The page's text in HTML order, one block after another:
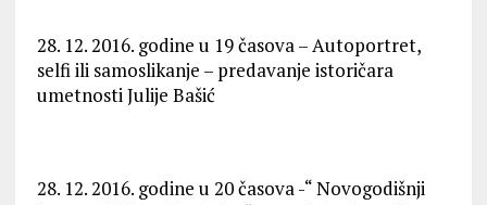
28. 12. 2016. godine u 19 časova – Autoportret,
selfi ili samoslikanje – predavanje istoričara
umetnosti Julije Bašić
28. 12. 2016. godine u 20 časova -“ Novogodišnji